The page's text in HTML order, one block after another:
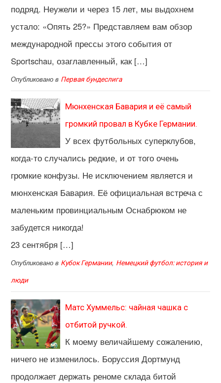
подряд. Неужели и через 15 лет, мы выдохнем
устало: «Опять 25?» Представляем вам обзор
международной прессы этого события от
Sportschau, озаглавленный, как […]
Опубликовано в Первая бундеслига
Мюнхенская Бавария и её самый
громкий провал в Кубке Германии.
У всех футбольных суперклубов,
когда-то случались редкие, и от того очень
громкие конфузы. Не исключением является и
мюнхенская Бавария. Её официальная встреча с
маленьким провинциальным Оснабрюком не
забудется никогда!
23 сентября […]
Опубликовано в Кубок Германии, Немецкий футбол: история и
люди
Матс Хуммельс: чайная чашка с
отбитой ручкой.
К моему величайшему сожалению,
ничего не изменилось. Боруссия Дортмунд
продолжает держать реноме склада битой